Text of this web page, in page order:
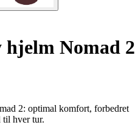
hjelm Nomad 2
2: optimal komfort, forbedret
hver tur.